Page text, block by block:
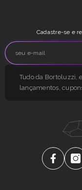
Cadastre-se e
Tudo da Bortoluzzi,
lançamentos,